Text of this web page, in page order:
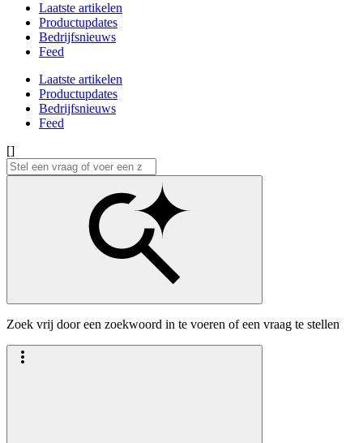
Laatste artikelen
Productupdates
Bedrijfsnieuws
Feed
Laatste artikelen
Productupdates
Bedrijfsnieuws
Feed
[]
Zoek vrij door een zoekwoord in te voeren of een vraag te stellen